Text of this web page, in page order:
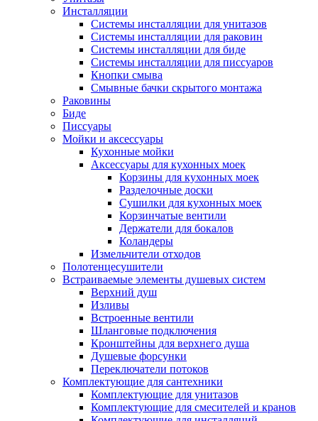
Инсталляции
Системы инсталляции для унитазов
Системы инсталляции для раковин
Системы инсталляции для биде
Системы инсталляции для писсуаров
Кнопки смыва
Смывные бачки скрытого монтажа
Раковины
Биде
Писсуары
Мойки и аксессуары
Кухонные мойки
Аксессуары для кухонных моек
Корзины для кухонных моек
Разделочные доски
Сушилки для кухонных моек
Корзинчатые вентили
Держатели для бокалов
Коландеры
Измельчители отходов
Полотенцесушители
Встраиваемые элементы душевых систем
Верхний душ
Изливы
Встроенные вентили
Шланговые подключения
Кронштейны для верхнего душа
Душевые форсунки
Переключатели потоков
Комплектующие для сантехники
Комплектующие для унитазов
Комплектующие для смесителей и кранов